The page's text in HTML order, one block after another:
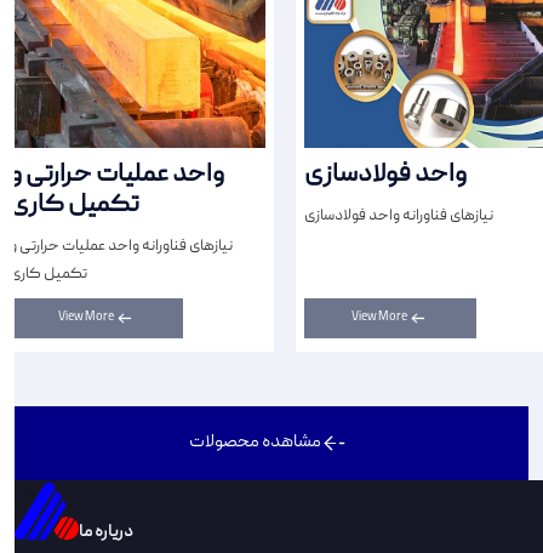
واحد عملیات حرارتی و
تکمیل کاری
نیازهای فناورانه واحد عملیات حرارتی و
تکمیل کاری
View More
واحد فولادسازی
نیازهای فناورانه واحد فولادسازی
View More
مشاهده محصولات
دریاره ما